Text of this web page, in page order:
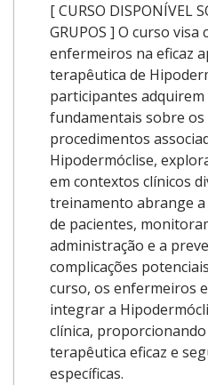
[ CURSO DISPONÍVEL
GRUPOS ] O curso visa
enfermeiros na eficaz
terapêutica de
participantes
fundamentais sobre
procedimentos
Hipodermóclise,
em contextos clínicos
treinamento abrange
de pacientes,
administração e a
complicações
curso, os enfermeiros
integrar a
clínica,
terapêutica eficaz e
específicas.